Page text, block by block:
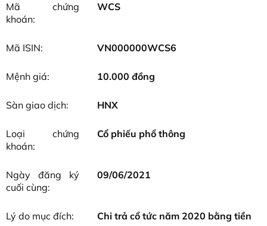
Mã chứng
khoán:
WCS
Mã ISIN: VN000000WCS6
Mệnh giá: 10.000 đồng
Sàn giao dịch: HNX
Loại chứng
khoán:
Cổ phiếu phổ thông
Ngày đăng ký
cuối cùng:
09/06/2021
Lý do mục đích: Chi trả cổ tức năm 2020 bằng tiền